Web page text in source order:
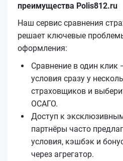
преимущества Polis812.ru
Наш сервис сравнения
решает ключевые
оформления:
Сравнение в один клик
условия сразу у
страховщиков и
ОСАГО.
Доступ к
партнёры часто
условия, кэшбэк и
через агрегатор.